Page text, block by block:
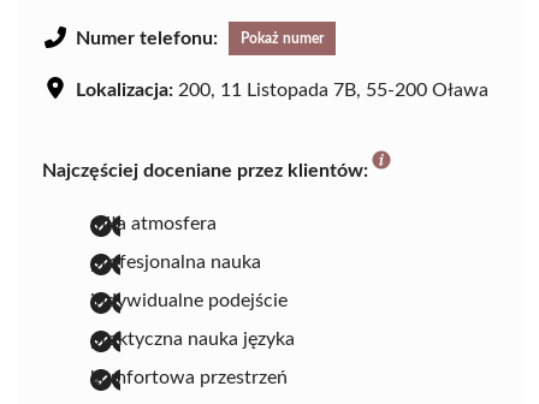
Numer telefonu: Pokaż numer
Lokalizacja: 200, 11 Listopada 7B, 55-200 Oława
Najczęściej doceniane przez klientów:
miła atmosfera
profesjonalna nauka
indywidualne podejście
praktyczna nauka języka
komfortowa przestrzeń